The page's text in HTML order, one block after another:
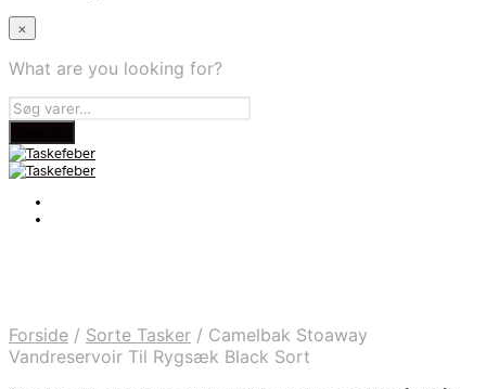
×
What are you looking for?
Forside / Sorte Tasker / Camelbak Stoaway
Vandreservoir Til Rygsæk Black Sort